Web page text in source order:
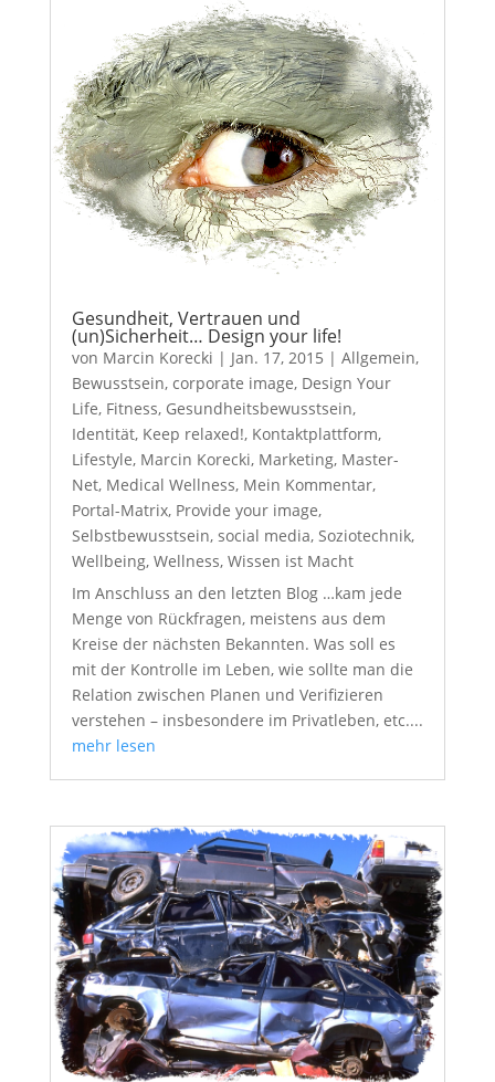
Gesundheit, Vertrauen und
(un)Sicherheit… Design your life!
von Marcin Korecki | Jan. 17, 2015 | Allgemein,
Bewusstsein, corporate image, Design Your
Life, Fitness, Gesundheitsbewusstsein,
Identität, Keep relaxed!, Kontaktplattform,
Lifestyle, Marcin Korecki, Marketing, Master-
Net, Medical Wellness, Mein Kommentar,
Portal-Matrix, Provide your image,
Selbstbewusstsein, social media, Soziotechnik,
Wellbeing, Wellness, Wissen ist Macht
Im Anschluss an den letzten Blog …kam jede
Menge von Rückfragen, meistens aus dem
Kreise der nächsten Bekannten. Was soll es
mit der Kontrolle im Leben, wie sollte man die
Relation zwischen Planen und Verifizieren
verstehen – insbesondere im Privatleben, etc....
mehr lesen